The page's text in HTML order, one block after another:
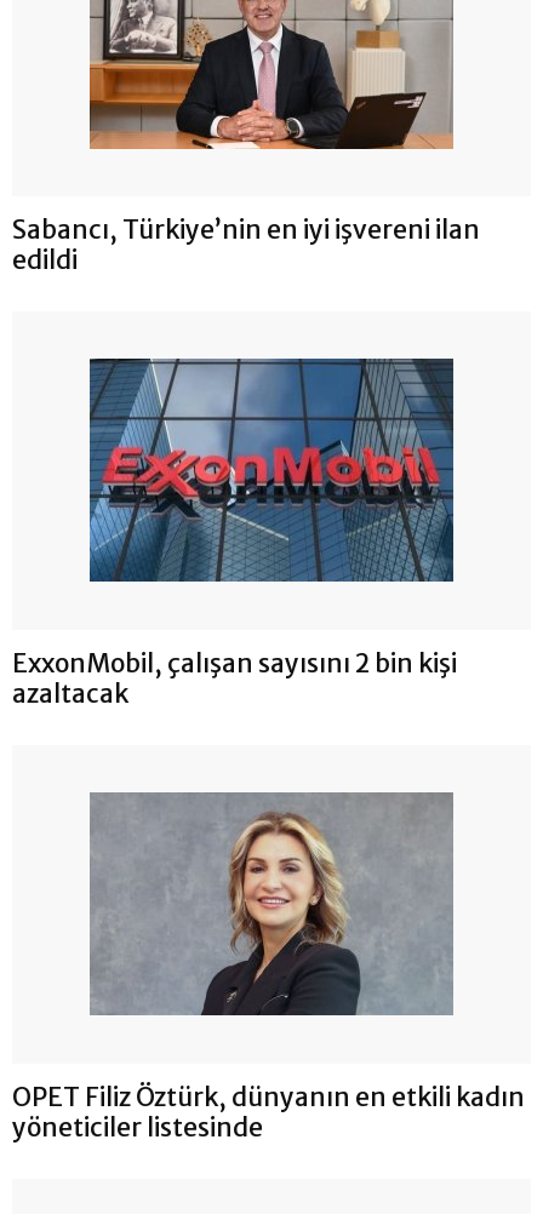
Sabancı, Türkiye’nin en iyi işvereni ilan
edildi
ExxonMobil, çalışan sayısını 2 bin kişi
azaltacak
OPET Filiz Öztürk, dünyanın en etkili kadın
yöneticiler listesinde